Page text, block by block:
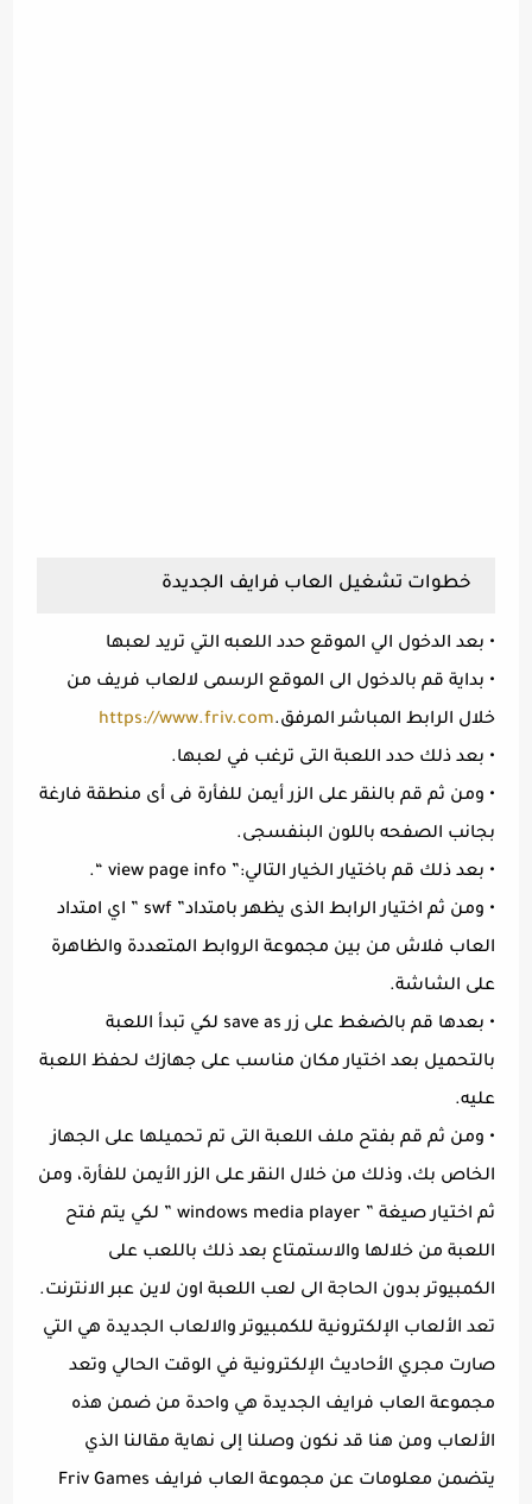
خطوات تشغيل العاب فرايف الجديدة
• بعد الدخول الي الموقع حدد اللعبه التي تريد لعبها
• بداية قم بالدخول الى الموقع الرسمى لالعاب فريف من
خلال الرابط المباشر المرفق.https://www.friv.com
• بعد ذلك حدد اللعبة التى ترغب في لعبها.
• ومن ثم قم بالنقر على الزر أيمن للفأرة فى أى منطقة فارغة
بجانب الصفحه باللون البنفسجى.
• بعد ذلك قم باختيار الخيار التالي:” view page info “.
• ومن ثم اختيار الرابط الذى يظهر بامتداد” swf ” اي امتداد
العاب فلاش من بين مجموعة الروابط المتعددة والظاهرة
على الشاشة.
• بعدها قم بالضغط على زر save as لكي تبدأ اللعبة
بالتحميل بعد اختيار مكان مناسب على جهازك لحفظ اللعبة
عليه.
• ومن ثم قم بفتح ملف اللعبة التى تم تحميلها على الجهاز
الخاص بك، وذلك من خلال النقر على الزر الأيمن للفأرة، ومن
ثم اختيار صيغة ” windows media player ” لكي يتم فتح
اللعبة من خلالها والاستمتاع بعد ذلك باللعب على
الكمبيوتر بدون الحاجة الى لعب اللعبة اون لاين عبر الانترنت.
تعد الألعاب الإلكترونية للكمبيوتر والالعاب الجديدة هي التي
صارت مجري الأحاديث الإلكترونية في الوقت الحالي وتعد
مجموعة العاب فرايف الجديدة هي واحدة من ضمن هذه
الألعاب ومن هنا قد نكون وصلنا إلى نهاية مقالنا الذي
يتضمن معلومات عن مجموعة العاب فرايف Friv Games